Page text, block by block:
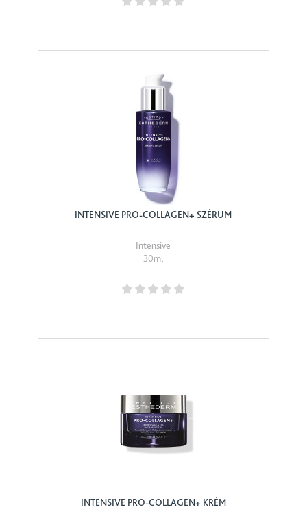
INTENSIVE PRO-COLLAGEN+ SZÉRUM
Intensive
30ml
INTENSIVE PRO-COLLAGEN+ KRÉM